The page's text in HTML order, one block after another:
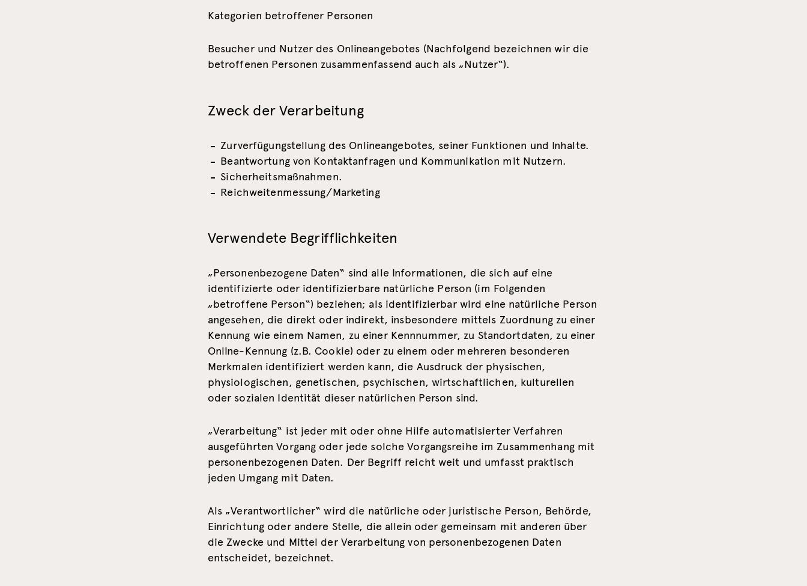
Kategorien betroffener Personen
Besucher und Nutzer des Onlineangebotes (Nachfolgend bezeichnen wir die
betroffenen Personen zusammenfassend auch als „Nutzer“).
Zweck der Verarbeitung
Zurverfügungstellung des Onlineangebotes, seiner Funktionen und Inhalte.
Beantwortung von Kontaktanfragen und Kommunikation mit Nutzern.
Sicherheitsmaßnahmen.
Reichweitenmessung/Marketing
Verwendete Begrifflichkeiten
„Personenbezogene Daten“ sind alle Informationen, die sich auf eine
identifizierte oder identifizierbare natürliche Person (im Folgenden
„betroffene Person“) beziehen; als identifizierbar wird eine natürliche Person
angesehen, die direkt oder indirekt, insbesondere mittels Zuordnung zu einer
Kennung wie einem Namen, zu einer Kennnummer, zu Standortdaten, zu einer
Online-Kennung (z.B. Cookie) oder zu einem oder mehreren besonderen
Merkmalen identifiziert werden kann, die Ausdruck der physischen,
physiologischen, genetischen, psychischen, wirtschaftlichen, kulturellen
oder sozialen Identität dieser natürlichen Person sind.
„Verarbeitung“ ist jeder mit oder ohne Hilfe automatisierter Verfahren
ausgeführten Vorgang oder jede solche Vorgangsreihe im Zusammenhang mit
personenbezogenen Daten. Der Begriff reicht weit und umfasst praktisch
jeden Umgang mit Daten.
Als „Verantwortlicher“ wird die natürliche oder juristische Person, Behörde,
Einrichtung oder andere Stelle, die allein oder gemeinsam mit anderen über
die Zwecke und Mittel der Verarbeitung von personenbezogenen Daten
entscheidet, bezeichnet.